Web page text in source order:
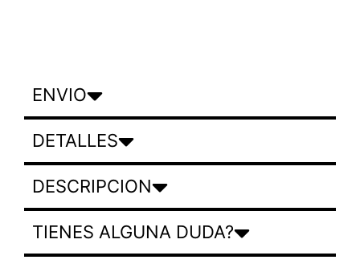
ENVIO
DETALLES
DESCRIPCION
TIENES ALGUNA DUDA?